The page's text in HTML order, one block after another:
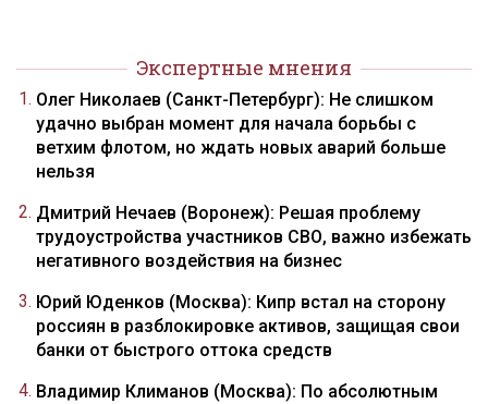
Экспертные мнения
Олег Николаев (Санкт-Петербург): Не слишком
удачно выбран момент для начала борьбы с
ветхим флотом, но ждать новых аварий больше
нельзя
Дмитрий Нечаев (Воронеж): Решая проблему
трудоустройства участников СВО, важно избежать
негативного воздействия на бизнес
Юрий Юденков (Москва): Кипр встал на сторону
россиян в разблокировке активов, защищая свои
банки от быстрого оттока средств
Владимир Климанов (Москва): По абсолютным